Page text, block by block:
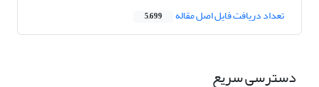
تعداد دریافت فایل اصل مقاله 5,699
دسترسی سریع